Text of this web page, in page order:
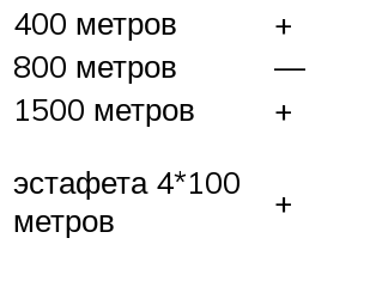
400 метров
+
800 метров
—
1500 метров
+
эстафета 4*100
метров
+